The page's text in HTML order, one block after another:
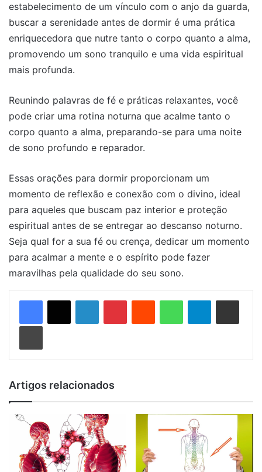
estabelecimento de um vínculo com o anjo da guarda,
buscar a serenidade antes de dormir é uma prática
enriquecedora que nutre tanto o corpo quanto a alma,
promovendo um sono tranquilo e uma vida espiritual
mais profunda.
Reunindo palavras de fé e práticas relaxantes, você
pode criar uma rotina noturna que acalme tanto o
corpo quanto a alma, preparando-se para uma noite
de sono profundo e reparador.
Essas orações para dormir proporcionam um
momento de reflexão e conexão com o divino, ideal
para aqueles que buscam paz interior e proteção
espiritual antes de se entregar ao descanso noturno.
Seja qual for a sua fé ou crença, dedicar um momento
para acalmar a mente e o espírito pode fazer
maravilhas pela qualidade do seu sono.
LinkedinPinterestReddit WhatsAppTelegramCompartilhar via e-mail
Imprimir
Artigos relacionados